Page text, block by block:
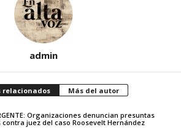
admin
relacionados Más del autor
Organizaciones denuncian presuntas
contra juez del caso Roosevelt Hernández